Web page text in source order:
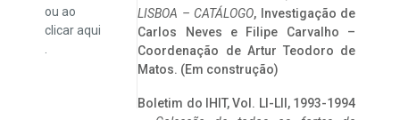
ou ao
clicaraqui
LISBOA – CATÁLOGO, Investigação de
Carlos Neves e Filipe Carvalho –
Coordenação de Artur Teodoro de
Matos. (Em construção)
Boletim do IHIT, Vol. LI-LII, 1993-1994